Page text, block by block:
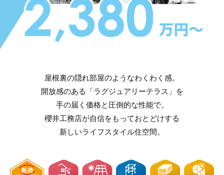
屋根裏の隠れ部屋のようなわくわく感。
開放感のある「ラグジュアリーテラス」を
手の届く価格と圧倒的な性能で。
櫻井工務店が自信をもっておとどけする
新しいライフスタイル住空間。